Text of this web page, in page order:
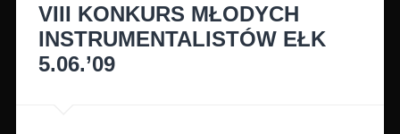
VIII KONKURS MŁODYCH
INSTRUMENTALISTÓW EŁK
5.06.’09